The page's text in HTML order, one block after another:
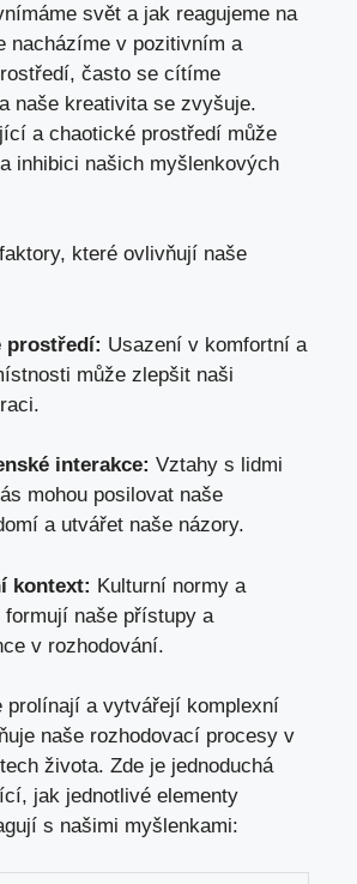
svět a jak reagujeme na
nacházíme v pozitivním a
často se cítíme
naše kreativita se zvyšuje.
a chaotické prostředí může
inhibici našich myšlenkových
které ovlivňují naše
prostředí: Usazení v komfortní a
může zlepšit naši
interakce: Vztahy s lidmi
mohou posilovat naše
a utvářet naše názory.
kontext: Kulturní normy a
formují naše přístupy a
v rozhodování.
prolínají a vytvářejí komplexní
naše rozhodovací procesy v
života. Zde je jednoduchá
jak jednotlivé elementy
s našimi myšlenkami: